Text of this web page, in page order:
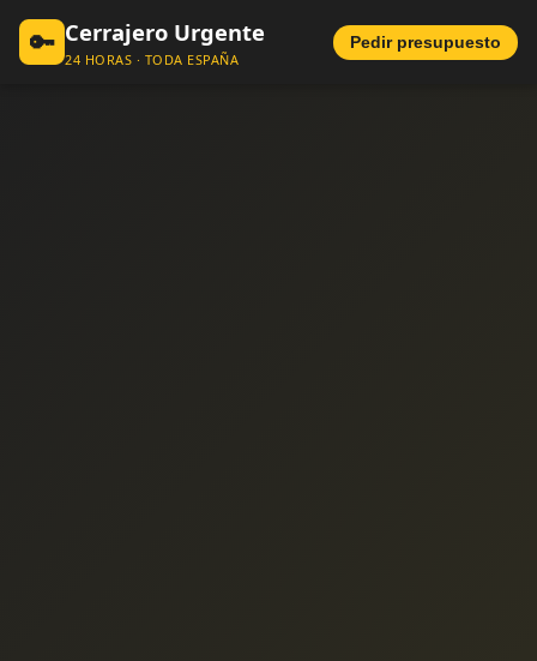
🔑 Cerrajero Urgente
24 HORAS · TODA ESPAÑA
Pedir presupuesto